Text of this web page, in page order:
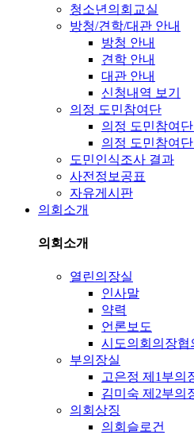
청소년의회교실
방청/견학/대관 안내
방청 안내
견학 안내
대관 안내
신청내역 보기
의정 도민참여단
의정 도민참여
의정 도민참여
도민인식조사 결과
사전정보공표
자유게시판
의회소개
의회소개
열린의장실
인사말
약력
언론보도
시도의회의장협
부의장실
고은정 제1부의
김미숙 제2부의
의회상징
의회슬로건